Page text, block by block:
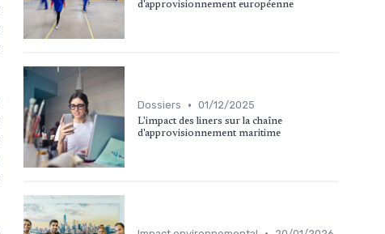
d'approvisionnement européenne
Dossiers • 01/12/2025
L'impact des liners sur la chaîne
d'approvisionnement maritime